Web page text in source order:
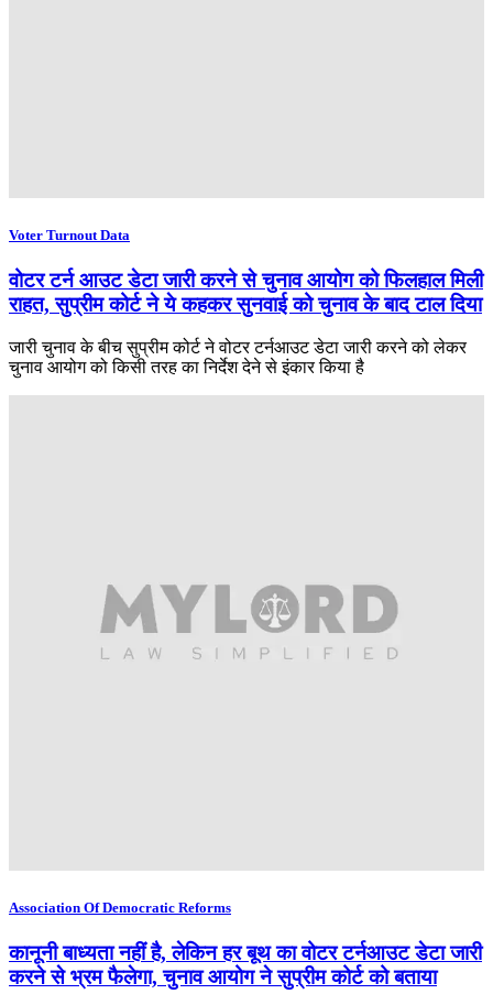
Voter Turnout Data
वोटर टर्न आउट डेटा जारी करने से चुनाव आयोग को फिलहाल मिली
राहत, सुप्रीम कोर्ट ने ये कहकर सुनवाई को चुनाव के बाद टाल दिया
जारी चुनाव के बीच सुप्रीम कोर्ट ने वोटर टर्नआउट डेटा जारी करने को लेकर
चुनाव आयोग को किसी तरह का निर्देश देने से इंकार किया है
Association Of Democratic Reforms
कानूनी बाध्यता नहीं है, लेकिन हर बूथ का वोटर टर्नआउट डेटा जारी
करने से भ्रम फैलेगा, चुनाव आयोग ने सुप्रीम कोर्ट को बताया